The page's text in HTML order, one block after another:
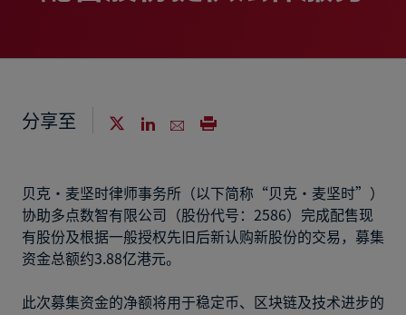
分享至
贝克·麦坚时律师事务所（以下简称“贝克·麦坚时”）
协助多点数智有限公司（股份代号：2586）完成配售现
有股份及根据一般授权先旧后新认购新股份的交易，募集
资金总额约3.88亿港元。
此次募集资金的净额将用于稳定币、区块链及技术进步的